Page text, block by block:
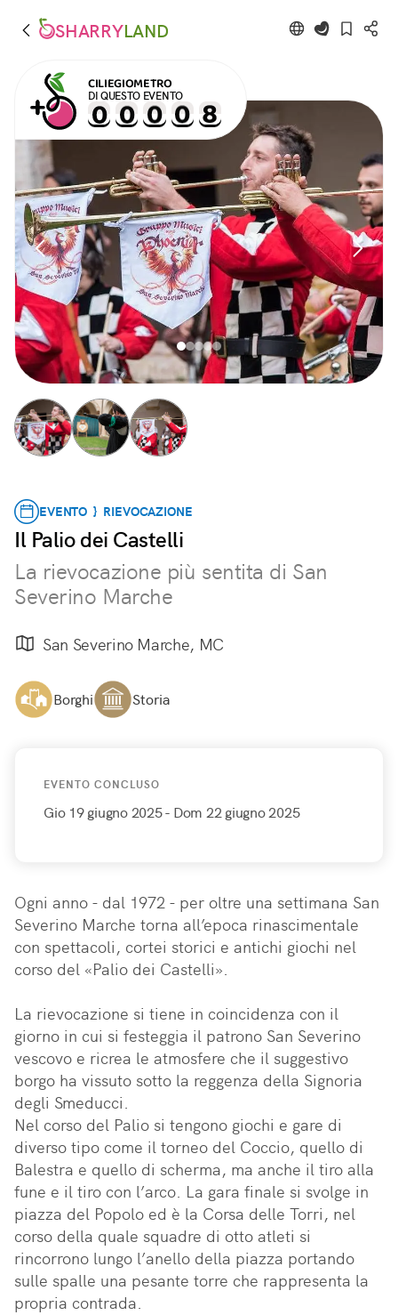
SHARRYLAND
CILIEGIOMETRO
DI QUESTO EVENTO
EVENTO } RIEVOCAZIONE
Il Palio dei Castelli
La rievocazione più sentita di San
Severino Marche
San Severino Marche, MC
Borghi Storia
EVENTO CONCLUSO
Gio 19 giugno 2025- Dom 22 giugno 2025
Ogni anno - dal 1972 - per oltre una settimana San
Severino Marche torna all’epoca rinascimentale
con spettacoli, cortei storici e antichi giochi nel
corso del «Palio dei Castelli».
La rievocazione si tiene in coincidenza con il
giorno in cui si festeggia il patrono San Severino
vescovo e ricrea le atmosfere che il suggestivo
borgo ha vissuto sotto la reggenza della Signoria
degli Smeducci.
Nel corso del Palio si tengono giochi e gare di
diverso tipo come il torneo del Coccio, quello di
Balestra e quello di scherma, ma anche il tiro alla
fune e il tiro con l’arco. La gara finale si svolge in
piazza del Popolo ed è la Corsa delle Torri, nel
corso della quale squadre di otto atleti si
rincorrono lungo l’anello della piazza portando
sulle spalle una pesante torre che rappresenta la
propria contrada.